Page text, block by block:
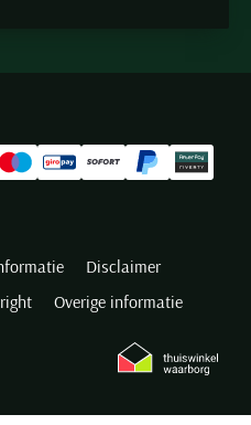
Disclaimer
Overige informatie